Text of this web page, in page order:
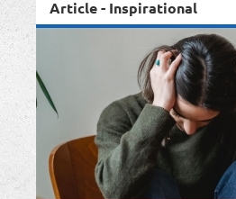
Article - Inspirational